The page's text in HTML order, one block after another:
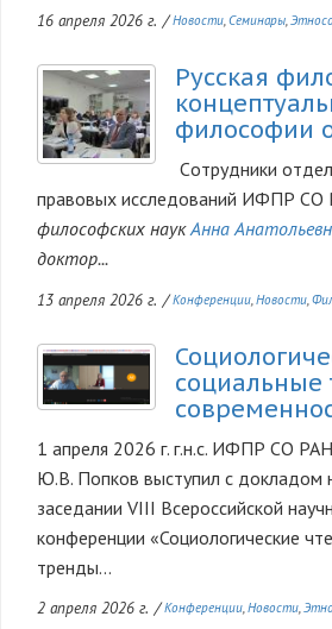
16 апреля 2026 г. / Новости Семинары
Изображение
Русская
философии
Cотрудники
правовых исследований ИФПР СО
философских наук Анна
доктор...
13 апреля 2026 г. / Конференции Новости
Изображение
социальные
1 апреля 2026 г. г.н.с. ИФПР СО
Ю.В. Попков выступил с докладом
заседании VIII Всероссийской
конференции «Социологические
тренды...
2 апреля 2026 г. / Конференции Новости